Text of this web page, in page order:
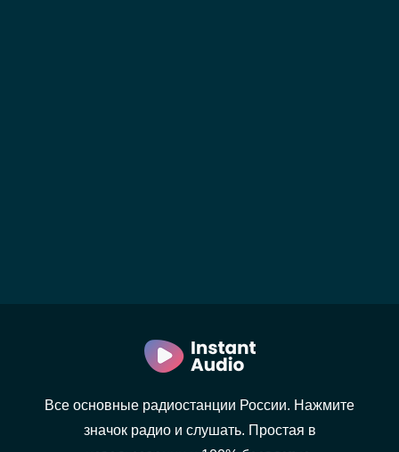
Все основные радиостанции России. Нажмите
значок радио и слушать. Простая в